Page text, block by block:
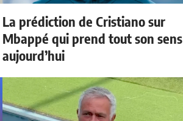
La prédiction de Cristiano sur
Mbappé qui prend tout son sens
aujourd’hui